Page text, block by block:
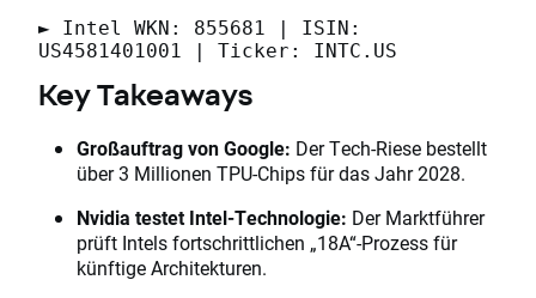
► Intel WKN: 855681 | ISIN:
US4581401001 | Ticker: INTC.US
Key Takeaways
Großauftrag von Google: Der Tech-Riese bestellt
über 3 Millionen TPU-Chips für das Jahr 2028.
Nvidia testet Intel-Technologie: Der Marktführer
prüft Intels fortschrittlichen „18A“-Prozess für
künftige Architekturen.